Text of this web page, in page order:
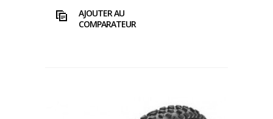
AJOUTER AU
COMPARATEUR